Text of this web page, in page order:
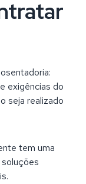
exigências do
seja realizado
tem uma